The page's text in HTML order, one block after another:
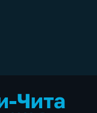
Чита